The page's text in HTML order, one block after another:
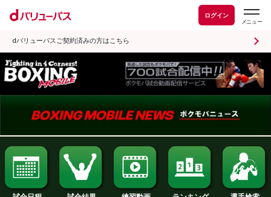
ログイン
dバリューパスご契約済みの方はこちら